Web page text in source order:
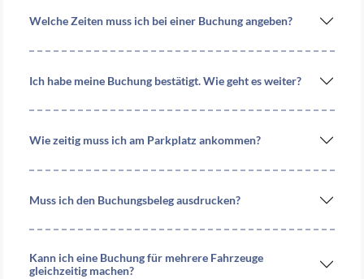
Welche Zeiten muss ich bei einer Buchung angeben?
Ich habe meine Buchung bestätigt. Wie geht es weiter?
Wie zeitig muss ich am Parkplatz ankommen?
Muss ich den Buchungsbeleg ausdrucken?
Kann ich eine Buchung für mehrere Fahrzeuge
gleichzeitig machen?